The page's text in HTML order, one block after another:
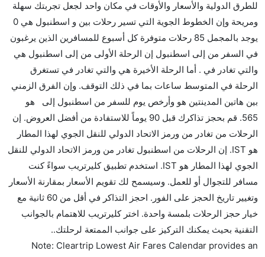
هل توفر شركات الطيران مساحة إضافية للنوم؟
كثير من خطوط طيران درجة رجال الأعمال توفر مساحة
إضافية للنوم.
هل يمكنني حمل طعامي الخاص؟
نعم، يمكنك حمل طعامك الخاص، و لكن يجب أن يكون معبئا
بشكل جيد.
هل سيقدم لي الكحول على متن رحلة من إلى اسطنبول؟
لا تقدم شركة الطيران الكحول على متن رحلة داخلية. يتم
تقديم الكحول على متن الرحلات الدولية فقط.
ما متوسط أسعار رحلة الدرجة الاقتصادية من إلى
اسطنبول؟
تتراوح أسعار رحلة الدرجة الاقتصادية من AED 565 إلى
AED 0. يوفرون تذاكر في هذا النطاق من الأسعار.
هل اختيار إنجاز إجراءات السفر عبر الإنترنت متاح في رحلة
للطرق الدولية والأسعار والأوقات في مكان واحد لجعل تجربتك سهلة
ومريحة وإن الخطوط الجوية التي تسير رحلات بين و اسطنبول هي 0
يوجد بالمجمل 85 رحلات متوفرة كل أسبوع للمسافرين الذين يرغبون
في السفر من إلى اسطنبول إن الرحلة الأولى من إلى اسطنبول هي
والتي تغادر في . أما الرحلة الأخيرة هي والتي تغادر في تستغرق
الرحلة في المتوسط ساعات بما في ذلك التوقف. وإن الفرق الزمني
بين هاتين المدينتين هو وأرخص يوم للسفر من اسطنبول إلى هو
565. قم بحجز تذاكرك قبل 90 يوماً للاستفادة من أفضل العروض. إن
الرحلات من تغادر من ورمز الاتحاد الدولي للنقل الجوي لهذا المطار
هو IST. إن الرحلات من اسطنبول تغادر من ورمز الاتحاد الدولي للنقل
الجوي لهذا المطار هو IST. استخدم تطبيق كليرتريب سواءً كنت
مسافر للتجوال أو للعمل. وسيسمح لك تقويم الأسعار بمقارنة الأسعار
وتغيير تاريخ الحجز على الفور. احجز التذاكر في أقل من 60 ثانية مع
خيار حجز الرحلات بلمسة واحدة. اختر كليرتريب للاهتمام بالجوانب
التقنية بحيث يمكنك التركيز على جوانب الممتعة لرحلتك..
Note: Cleartrip Lowest Air Fares Calendar provides an